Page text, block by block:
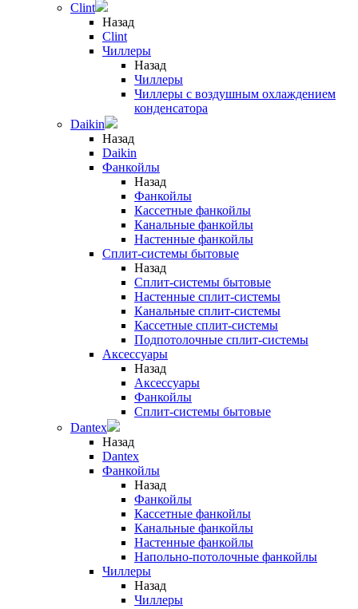
Clint
Назад
Clint
Чиллеры
Назад
Чиллеры
Чиллеры с воздушным охлаждением
конденсатора
Daikin
Назад
Daikin
Фанкойлы
Назад
Фанкойлы
Кассетные фанкойлы
Канальные фанкойлы
Настенные фанкойлы
Сплит-системы бытовые
Назад
Сплит-системы бытовые
Настенные сплит-системы
Канальные сплит-системы
Кассетные сплит-системы
Подпотолочные сплит-системы
Аксессуары
Назад
Аксессуары
Фанкойлы
Сплит-системы бытовые
Dantex
Назад
Dantex
Фанкойлы
Назад
Фанкойлы
Кассетные фанкойлы
Канальные фанкойлы
Настенные фанкойлы
Напольно-потолочные фанкойлы
Чиллеры
Назад
Чиллеры